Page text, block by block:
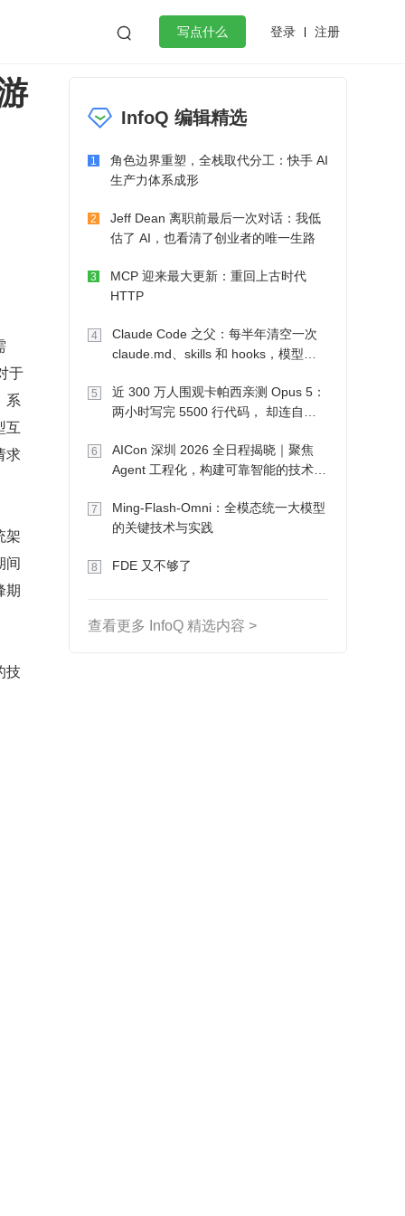
 写点什么 登录 注册
工作
微服务架构 flutter
于
系
互
求
架
间
期
技
InfoQ 编辑精选
1
角色边界重塑，全栈取代分工：快手 AI
生产力体系成形
2
Jeff Dean 离职前最后一次对话：我低
估了 AI，也看清了创业者的唯一生路
3
MCP 迎来最大更新：重回上古时代
HTTP
4
Claude Code 之父：每半年清空一次
claude.md、skills 和 hooks，模型自
5
近 300 万人围观卡帕西亲测 Opus 5：
两小时写完 5500 行代码， 却连自己
6
AICon 深圳 2026 全日程揭晓｜聚焦
Agent 工程化，构建可靠智能的技术路
7
Ming-Flash-Omni：全模态统一大模型
的关键技术与实践
8 FDE 又不够了
查看更多 InfoQ 精选内容 >